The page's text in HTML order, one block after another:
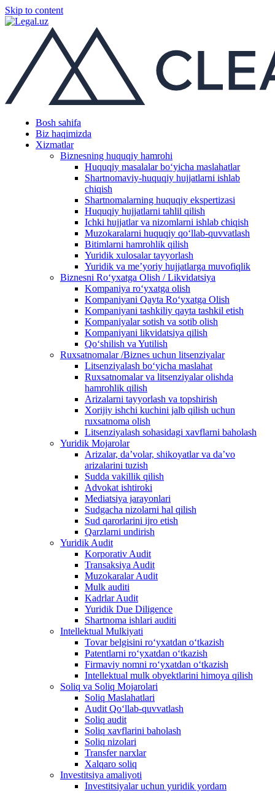
Skip to content
Bosh sahifa
Biz haqimizda
Xizmatlar
Biznesning huquqiy hamrohi
Huquqiy masalalar boʻyicha maslahatlar
Shartnomaviy-huquqiy hujjatlarni ishlab
chiqish
Shartnomalarning huquqiy ekspertizasi
Huquqiy hujjatlarni tahlil qilish
Ichki hujjatlar va nizomlarni ishlab chiqish
Muzokaralarni huquqiy qoʻllab-quvvatlash
Bitimlarni hamrohlik qilish
Yuridik xulosalar tayyorlash
Yuridik va me’yoriy hujjatlarga muvofiqlik
Biznesni Ro‘yxatga Olish / Likvidatsiya
Kompaniya ro‘yxatga olish
Kompaniyani Qayta Ro‘yxatga Olish
Kompaniyani tashkiliy qayta tashkil etish
Kompaniyalar sotish va sotib olish
Kompaniyani likvidatsiya qilish
Qo‘shilish va Yutilish
Ruxsatnomalar /Biznes uchun litsenziyalar
Litsenziyalash boʻyicha maslahat
Ruxsatnomalar va litsenziyalar olishda
hamrohlik qilish
Arizalarni tayyorlash va topshirish
Xorijiy ishchi kuchini jalb qilish uchun
ruxsatnoma olish
Litsenziyalash sohasidagi xavflarni baholash
Yuridik Mojarolar
Arizalar, daʼvolar, shikoyatlar va daʼvo
arizalarini tuzish
Sudda vakillik qilish
Advokat ishtiroki
Mediatsiya jarayonlari
Sudgacha nizolarni hal qilish
Sud qarorlarini ijro etish
Qarzlarni undirish
Yuridik Audit
Korporativ Audit
Transaksiya Audit
Muzokaralar Audit
Mulk auditi
Kadrlar Audit
Yuridik Due Diligence
Shartnoma ishlari auditi
Intellektual Mulkiyati
Tovar belgisini roʻyxatdan oʻtkazish
Patentlarni roʻyxatdan oʻtkazish
Firmaviy nomni roʻyxatdan oʻtkazish
Intellektual mulk obyektlarini himoya qilish
Soliq va Soliq Mojarolari
Soliq Maslahatlari
Audit Qo‘llab-quvvatlash
Soliq audit
Soliq xavflarini baholash
Soliq nizolari
Transfer narxlar
Xalqaro soliq
Investitsiya amaliyoti
Investitsiyalar uchun yuridik yordam